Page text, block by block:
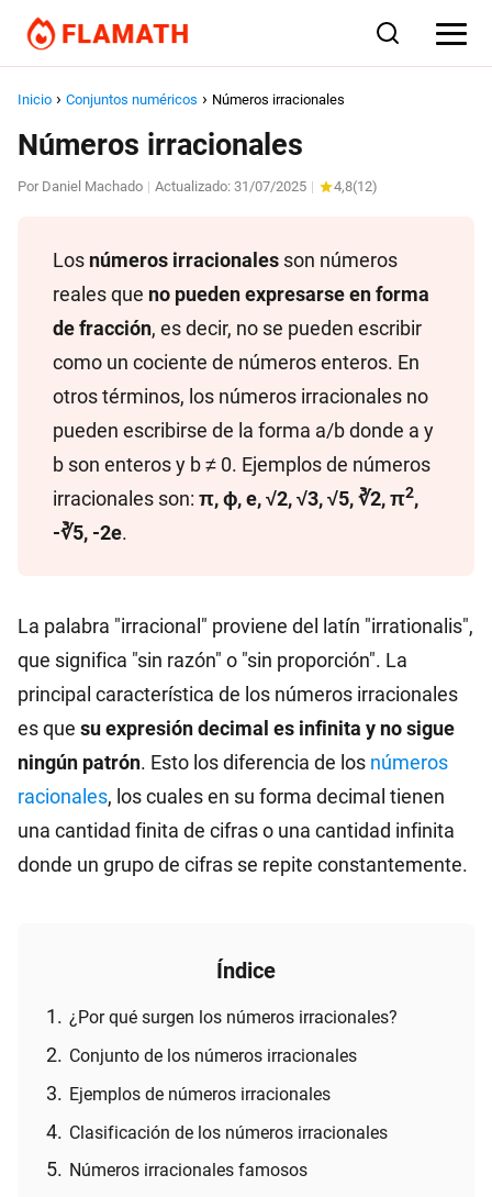
Inicio Conjuntos numéricos Números irracionales
Números irracionales
Por Daniel Machado | Actualizado: 31/07/2025 | 4,8(12)
Los números irracionales son números
reales que no pueden expresarse en forma
de fracción, es decir, no se pueden escribir
como un cociente de números enteros. En
otros términos, los números irracionales no
pueden escribirse de la forma a/b donde a y
b son enteros y b ≠ 0. Ejemplos de números
irracionales son: π, ϕ, e, √2, √3, √5, ∛2, π2,
-∛5, -2e.
La palabra "irracional" proviene del latín "irrationalis",
que significa "sin razón" o "sin proporción". La
principal característica de los números irracionales
es que su expresión decimal es infinita y no sigue
ningún patrón. Esto los diferencia de los números
racionales, los cuales en su forma decimal tienen
una cantidad finita de cifras o una cantidad infinita
donde un grupo de cifras se repite constantemente.
Índice
¿Por qué surgen los números irracionales?
Conjunto de los números irracionales
Ejemplos de números irracionales
Clasificación de los números irracionales
Números irracionales famosos